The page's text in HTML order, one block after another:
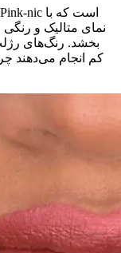
نمای متالیک و رنگی
بخشد. رنگ‌های
کم انجام می‌دهند